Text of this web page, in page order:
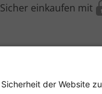
Sicher einkaufen mit